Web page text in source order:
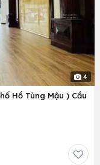
4
Hồ Tùng Mậu ) Cầu